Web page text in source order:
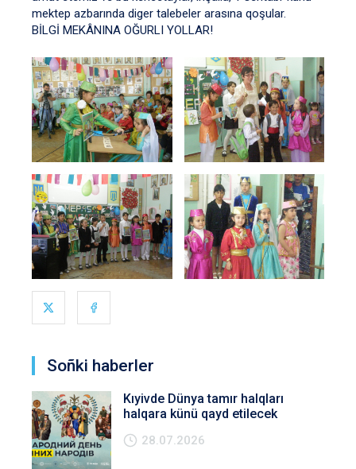
mektep azbarında diger talebeler arasına qoşular.
BİLGİ MEKÂNINA OĞURLI YOLLAR!
Soñki haberler
Kıyivde Dünya tamır halqları
halqara künü qayd etilecek
28.07.2026